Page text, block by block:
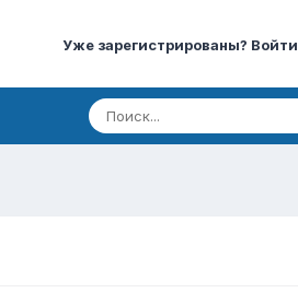
Уже зарегистрированы? Войти